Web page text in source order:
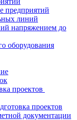
предприятий
линий
напряжением до
оборудования
проектов
проектов
документации